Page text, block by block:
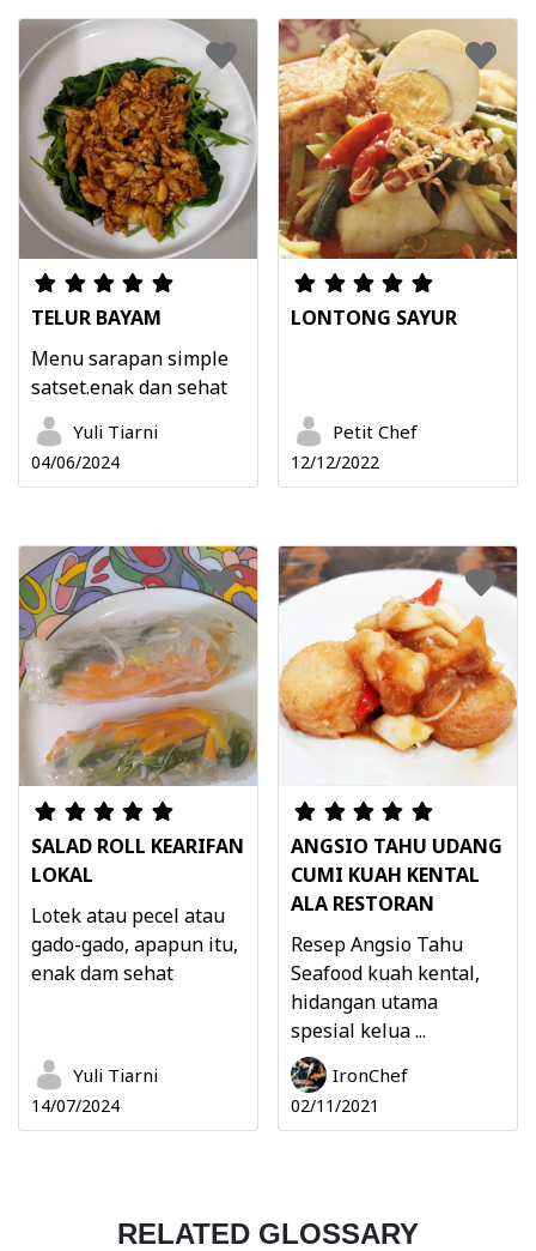
TELUR BAYAM
Menu sarapan simple
satset.enak dan sehat
Yuli Tiarni
04/06/2024
LONTONG SAYUR
Petit Chef
12/12/2022
SALAD ROLL KEARIFAN
LOKAL
Lotek atau pecel atau
gado-gado, apapun itu,
enak dam sehat
Yuli Tiarni
14/07/2024
ANGSIO TAHU UDANG
CUMI KUAH KENTAL
ALA RESTORAN
Resep Angsio Tahu
Seafood kuah kental,
hidangan utama
spesial kelua ...
IronChef
02/11/2021
RELATED GLOSSARY